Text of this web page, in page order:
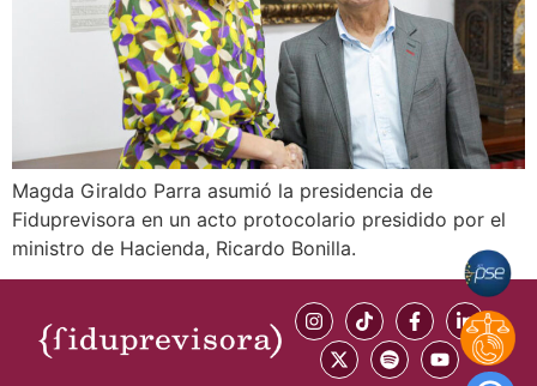
Magda Giraldo Parra asumió la presidencia de
Fiduprevisora en un acto protocolario presidido por el
ministro de Hacienda, Ricardo Bonilla.